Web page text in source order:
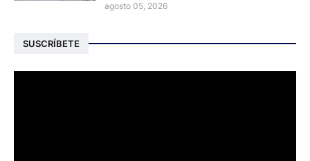
agosto 05, 2026
SUSCRÍBETE